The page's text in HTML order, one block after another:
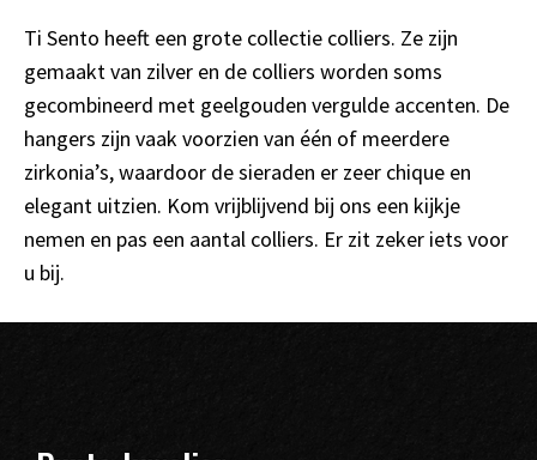
Ti Sento heeft een grote collectie colliers. Ze zijn
gemaakt van zilver en de colliers worden soms
gecombineerd met geelgouden vergulde accenten. De
hangers zijn vaak voorzien van één of meerdere
zirkonia’s, waardoor de sieraden er zeer chique en
elegant uitzien. Kom vrijblijvend bij ons een kijkje
nemen en pas een aantal colliers. Er zit zeker iets voor
u bij.